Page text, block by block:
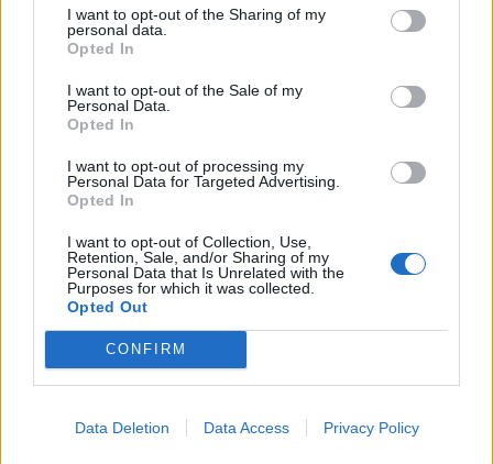
I want to opt-out of the Sharing of my
personal data.
Opted In
I want to opt-out of the Sale of my
Personal Data.
Opted In
I want to opt-out of processing my
Personal Data for Targeted Advertising.
Opted In
I want to opt-out of Collection, Use,
Retention, Sale, and/or Sharing of my
Personal Data that Is Unrelated with the
Purposes for which it was collected.
Opted Out
CONFIRM
Data Deletion Data Access Privacy Policy
katlu, un sablendē.
Pievieno garšvielas un kokosriekstu pienu un visu
rūpīgi samaisa.
Pasniedz ar grauzdiņiem, zaļumiem, ķirbju
sēklām, sacepta bekona gabaliņiem vai jebko
citu, kas iet pie sirds.
Saistītie raksti
Burkānu krēmzupa ar kokosriekstu pienu
Pikantā dārzeņu biezzupa ar ķirbi – recepte